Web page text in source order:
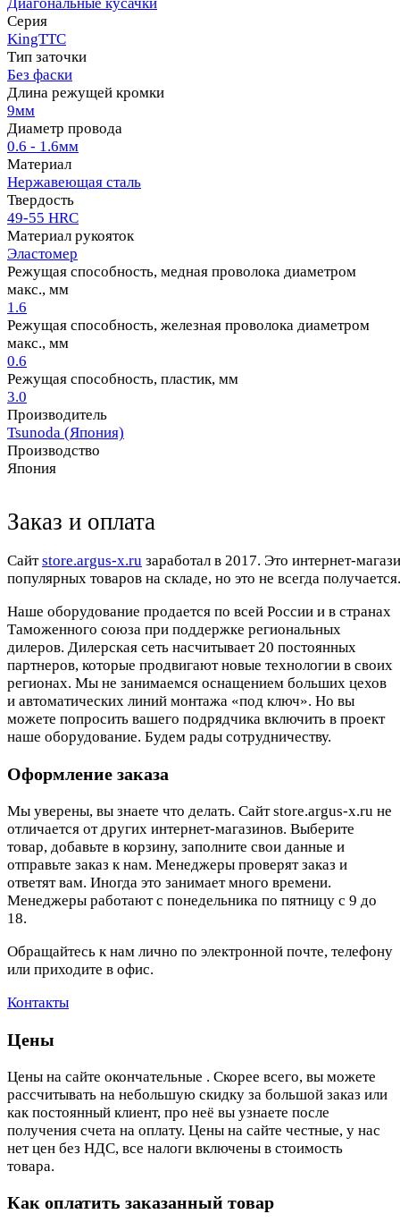
Серия
KingTTC
Тип заточки
Без фаски
Длина режущей кромки
9мм
Диаметр провода
0.6 - 1.6мм
Материал
Нержавеющая сталь
Твердость
49-55 HRC
Материал рукояток
Эластомер
Режущая способность, медная проволока диаметром
макс., мм
1.6
Режущая способность, железная проволока диаметром
макс., мм
0.6
Режущая способность, пластик, мм
3.0
Производитель
Tsunoda (Япония)
Производство
Япония
Заказ и оплата
Cайтstore.argus-x.ru заработал в 2017. Это интернет-
популярных товаров на складе, но это не всегда
Наше оборудование продается по всей России и в странах
Таможенного союза при поддержке региональных
дилеров. Дилерская сеть насчитывает 20 постоянных
партнеров, которые продвигают новые технологии в своих
регионах. Мы не занимаемся оснащением больших цехов
и автоматических линий монтажа «под ключ». Но вы
можете попросить вашего подрядчика включить в проект
наше оборудование. Будем рады сотрудничеству.
Оформление заказа
Мы уверены, вы знаете что делать. Сайт store.argus-x.ru не
отличается от других интернет-магазинов. Выберите
товар, добавьте в корзину, заполните свои данные и
отправьте заказ к нам. Менеджеры проверят заказ и
ответят вам. Иногда это занимает много времени.
Менеджеры работают с понедельника по пятницу с 9 до
18.
Обращайтесь к нам лично по электронной почте, телефону
или приходите в офис.
Контакты
Цены
Цены на сайте окончательные . Скорее всего, вы можете
рассчитывать на небольшую скидку за большой заказ или
как постоянный клиент, про неё вы узнаете после
получения счета на оплату. Цены на сайте честные, у нас
нет цен без НДС, все налоги включены в стоимость
товара.
Как оплатить заказанный товар